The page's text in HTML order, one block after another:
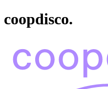
coopdisco.